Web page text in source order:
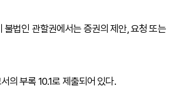
법인 관할권에서는 증권의 제안, 요청 또는
의 부록 10.1로 제출되어 있다.